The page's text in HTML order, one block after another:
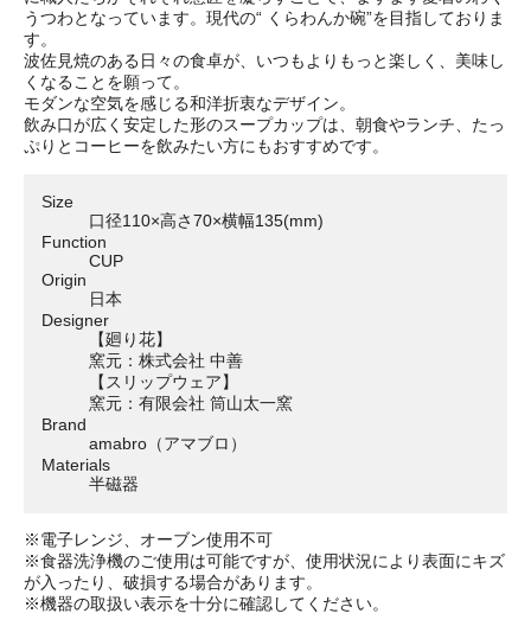
うつわとなっています。現代の“ くらわんか碗”を目指しておりま
す。
波佐見焼のある日々の食卓が、いつもよりもっと楽しく、美味し
くなることを願って。
モダンな空気を感じる和洋折衷なデザイン。
飲み口が広く安定した形のスープカップは、朝食やランチ、たっ
ぷりとコーヒーを飲みたい方にもおすすめです。
Size
口径110×高さ70×横幅135(mm)
Function
CUP
Origin
日本
Designer
【廻り花】
窯元：株式会社 中善
【スリップウェア】
窯元：有限会社 筒山太一窯
Brand
amabro（アマブロ）
Materials
半磁器
※電子レンジ、オーブン使用不可
※食器洗浄機のご使用は可能ですが、使用状況により表面にキズ
が入ったり、破損する場合があります。
※機器の取扱い表示を十分に確認してください。